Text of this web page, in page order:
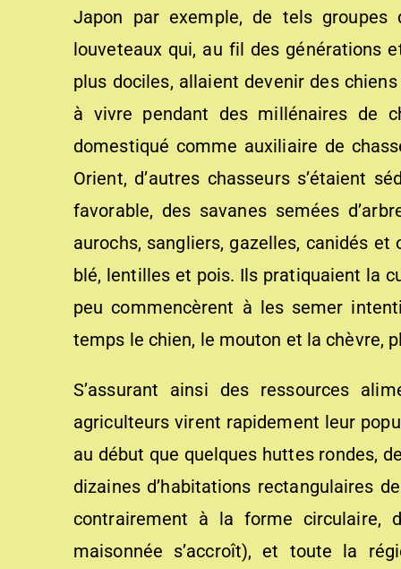
Japon par exemple, de tels groupes
louveteaux qui, au fil des générations
plus dociles, allaient devenir des
à vivre pendant des millénaires de
domestiqué comme auxiliaire de
Orient, d’autres chasseurs s’étaient
favorable, des savanes semées
aurochs, sangliers, gazelles, canidés
blé, lentilles et pois. Ils pratiquaient la
peu commencèrent à les semer
temps le chien, le mouton et la chèvre,
S’assurant ainsi des ressources
agriculteurs virent rapidement leur
au début que quelques huttes rondes,
dizaines d’habitations rectangulaires
contrairement à la forme circulaire,
maisonnée s’accroît), et toute la